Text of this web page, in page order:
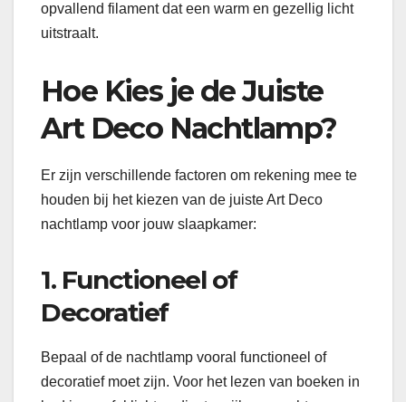
opvallend filament dat een warm en gezellig licht
uitstraalt.
Hoe Kies je de Juiste
Art Deco Nachtlamp?
Er zijn verschillende factoren om rekening mee te
houden bij het kiezen van de juiste Art Deco
nachtlamp voor jouw slaapkamer:
1. Functioneel of
Decoratief
Bepaal of de nachtlamp vooral functioneel of
decoratief moet zijn. Voor het lezen van boeken in